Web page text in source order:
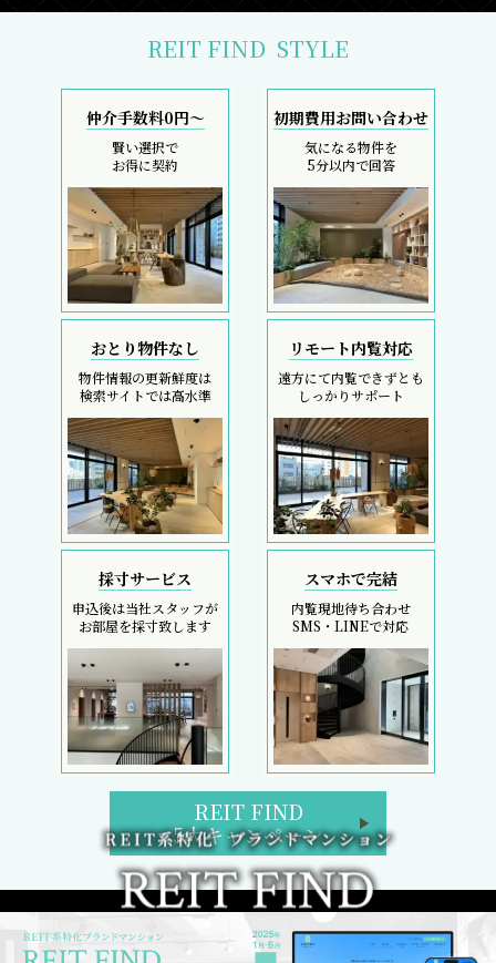
REIT FIND STYLE
仲介手数料0円～
賢い選択で
お得に契約
初期費用お問い合わせ
気になる物件を
5分以内で回答
おとり物件なし
物件情報の更新鮮度は
検索サイトでは高水準
リモート内覧対応
遠方にて内覧できずとも
しっかりサポート
採寸サービス
申込後は当社スタッフが
お部屋を採寸致します
スマホで完結
内覧現地待ち合わせ
SMS・LINEで対応
REIT FIND
5大キャンペーン